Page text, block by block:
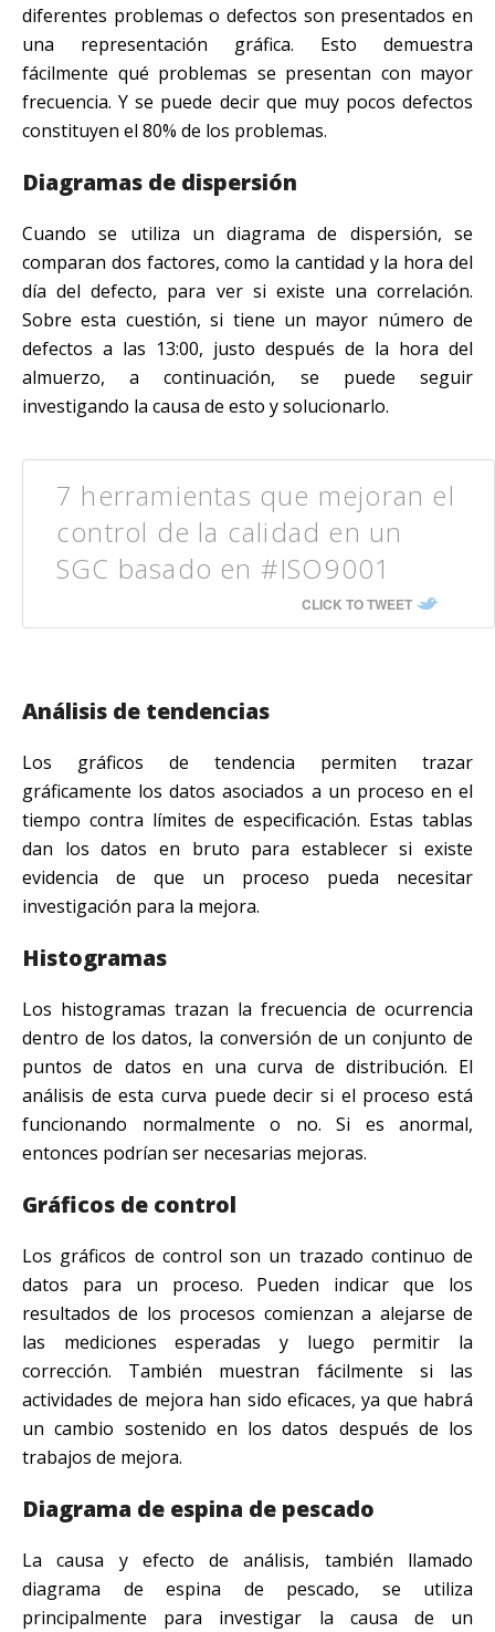
diferentes problemas o defectos son presentados en
una representación gráfica. Esto demuestra
fácilmente qué problemas se presentan con mayor
frecuencia. Y se puede decir que muy pocos defectos
constituyen el 80% de los problemas.
Diagramas de dispersión
Cuando se utiliza un diagrama de dispersión, se
comparan dos factores, como la cantidad y la hora del
día del defecto, para ver si existe una correlación.
Sobre esta cuestión, si tiene un mayor número de
defectos a las 13:00, justo después de la hora del
almuerzo, a continuación, se puede seguir
investigando la causa de esto y solucionarlo.
7 herramientas que mejoran el
control de la calidad en un
SGC basado en #ISO9001
CLICK TO TWEET
Análisis de tendencias
Los gráficos de tendencia permiten trazar
gráficamente los datos asociados a un proceso en el
tiempo contra límites de especificación. Estas tablas
dan los datos en bruto para establecer si existe
evidencia de que un proceso pueda necesitar
investigación para la mejora.
Histogramas
Los histogramas trazan la frecuencia de ocurrencia
dentro de los datos, la conversión de un conjunto de
puntos de datos en una curva de distribución. El
análisis de esta curva puede decir si el proceso está
funcionando normalmente o no. Si es anormal,
entonces podrían ser necesarias mejoras.
Gráficos de control
Los gráficos de control son un trazado continuo de
datos para un proceso. Pueden indicar que los
resultados de los procesos comienzan a alejarse de
las mediciones esperadas y luego permitir la
corrección. También muestran fácilmente si las
actividades de mejora han sido eficaces, ya que habrá
un cambio sostenido en los datos después de los
trabajos de mejora.
Diagrama de espina de pescado
La causa y efecto de análisis, también llamado
diagrama de espina de pescado, se utiliza
principalmente para investigar la causa de un